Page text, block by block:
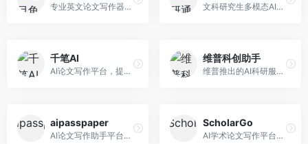
专业英文论文写作器，支持学术论文全流程。面向留学生和国际期刊投稿者，提供英文论文撰写、润色、格式调整等服务，学术英语表达规范。 文科研究生多模态AI学术写作平台。面向文科研究生和社科研究者，提供文献综述、理论分析、定性研究辅助等服务，文科研究方法论支持完善。
千笔AI
AI论文写作平台，提供无限改稿服务。面向高校学生和学术研究者，支持论文选题、大纲生成、内容撰写、查重修改等全流程服务，改稿次数不限，服务质量有保障。
维普科创助手
维普推出的AI科研服务平台，整合学术资源与智能写作。面向科研人员和高校师生，提供文献检索、论文写作、查重检测等一站式服务，学术资源权威可靠。
aipasspaper
AI论文写作助手平台，提供智能化的学术写作支持。面向大学生和研究人员，支持多种学科论文生成，提供参考文献管理和格式规范服务，写作效率高。
ScholarGo
AI学术论文写作平台，专注于理工科领域的逻辑构建。面向理工科研究生和科研工作者，提供公式编辑、数据分析、论文结构优化等服务，理工科写作逻辑严谨。